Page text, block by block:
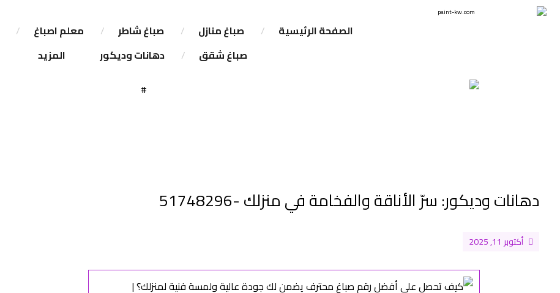
الصفحة الرئيسية صباغ منازل صباغ شاطر معلم اصباغ
صباغ شقق
دهانات وديكور المزيد
دهانات وديكور: سرّ الأناقة والفخامة في منزلك -51748296
أكتوبر 11, 2025